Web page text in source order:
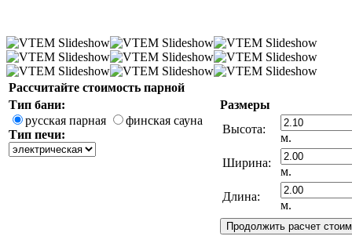
Рассчитайте стоимость парной
Тип бани:
русская парная
финская сауна
Тип печи:
Размеры
Высота:
м.
Ширина:
м.
Длина:
м.